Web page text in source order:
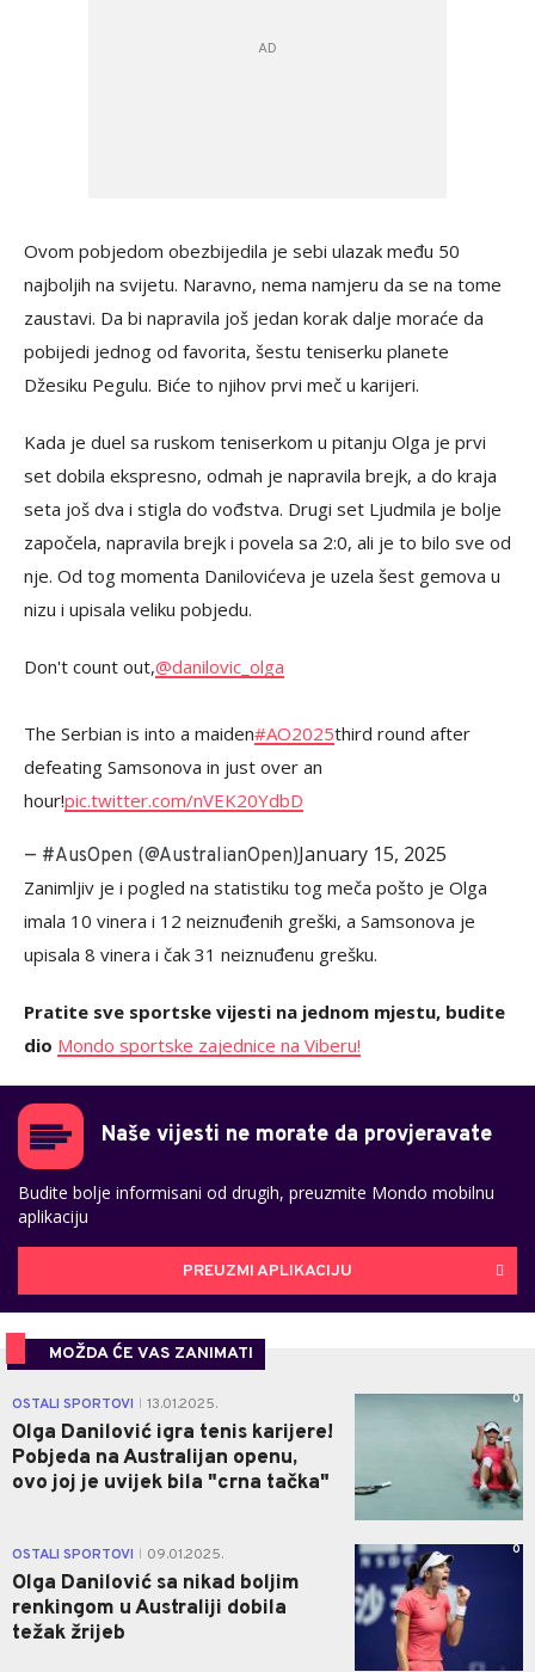
Ovom pobjedom obezbijedila je sebi ulazak među 50
najboljih na svijetu. Naravno, nema namjeru da se na tome
zaustavi. Da bi napravila još jedan korak dalje moraće da
pobijedi jednog od favorita, šestu teniserku planete
Džesiku Pegulu. Biće to njihov prvi meč u karijeri.
Kada je duel sa ruskom teniserkom u pitanju Olga je prvi
set dobila ekspresno, odmah je napravila brejk, a do kraja
seta još dva i stigla do vođstva. Drugi set Ljudmila je bolje
započela, napravila brejk i povela sa 2:0, ali je to bilo sve od
nje. Od tog momenta Danilovićeva je uzela šest gemova u
nizu i upisala veliku pobjedu.
Don't count out,@danilovic_olga
The Serbian is into a maiden#AO2025third round after
defeating Samsonova in just over an
hour!pic.twitter.com/nVEK20YdbD
— #AusOpen (@AustralianOpen)January 15, 2025
Zanimljiv je i pogled na statistiku tog meča pošto je Olga
imala 10 vinera i 12 neiznuđenih greški, a Samsonova je
upisala 8 vinera i čak 31 neiznuđenu grešku.
Pratite sve sportske vijesti na jednom mjestu, budite
dio Mondo sportske zajednice na Viberu!
Naše vijesti ne morate da provjeravate
Budite bolje informisani od drugih, preuzmite Mondo mobilnu
aplikaciju
PREUZMI APLIKACIJU
MOŽDA ĆE VAS ZANIMATI
OSTALI SPORTOVI 13.01.2025.
Olga Danilović igra tenis karijere!
Pobjeda na Australijan openu,
ovo joj je uvijek bila "crna tačka"
0
OSTALI SPORTOVI 09.01.2025.
Olga Danilović sa nikad boljim
renkingom u Australiji dobila
težak žrijeb
0